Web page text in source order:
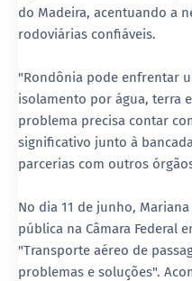
do Madeira, acentuando a
rodoviárias confiáveis.
"Rondônia pode enfrentar
isolamento por água, terra
problema precisa contar
significativo junto à
parcerias com outros
No dia 11 de junho,
pública na Câmara Federal
"Transporte aéreo de
problemas e soluções".